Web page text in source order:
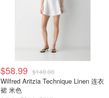
$58.99 $148.00
Wilfred Aritzia Technique Linen 连衣
裙 米色